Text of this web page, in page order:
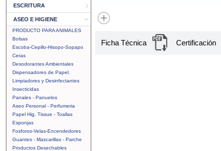
ESCRITURA
ASEO E HIGIENE
PRODUCTO PARA ANIMALES
Bolsas
Escoba-Cepillo-Hisopo-Sopapo
Ceras
Desodorantes Ambientales
Dispensadores de Papel.
Limpiadores y Desinfectantes
Insecticidas
Panales - Panuelos
Aseo Personal - Perfumeria
Papel Hig. Tissue - Toallas
Esponjas
Fosforos-Velas-Encendedores
Guantes - Mascarillas - Parche
Productos Desechables
Ficha Técnica Certificación